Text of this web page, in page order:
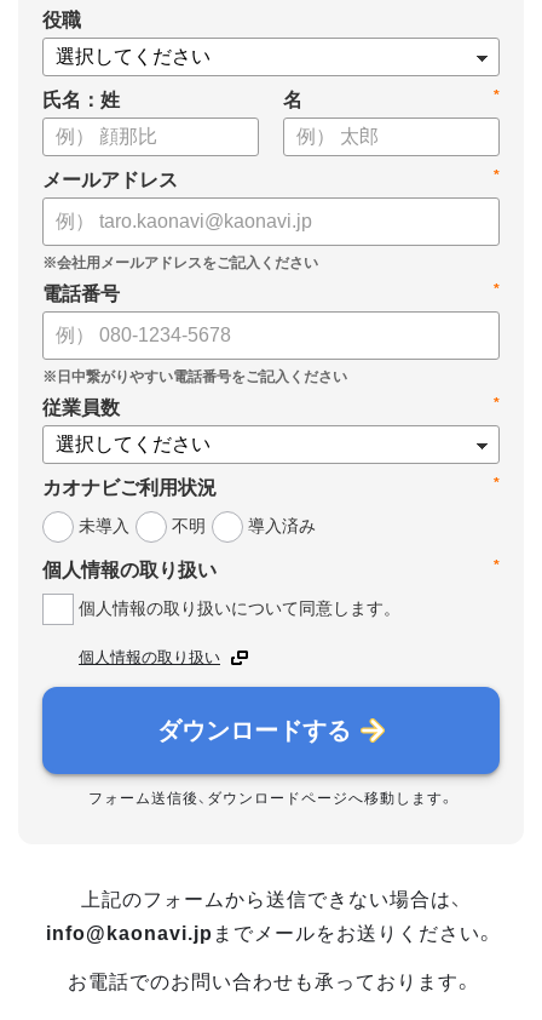
・人材の見える化や評価制度連動など、実務対応のポイント
・カオナビを活用した組織マネジメントの底上げ
役職
氏名：姓 *
名
*
メールアドレス
*
電話番号
*
従業員数
*
カオナビご利用状況
未導入
不明 導入済み
*
個人情報の取り扱い
個人情報の取り扱いについて同意します。
個人情報の取り扱い
ダウンロードする
フォーム送信後、ダウンロードページへ移動します。
上記のフォームから送信できない場合は、
info@kaonavi.jp までメールをお送りください。
お電話でのお問い合わせも承っております。